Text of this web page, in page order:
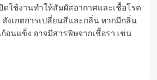
ปิดใช้งานทำให้สัมผัสอากาศและเชื้อโรค
สังเกตการเปลี่ยนสีและกลิ่น หากมีกลิ่น
อนแข็ง อาจมีสารพิษจากเชื้อรา เช่น